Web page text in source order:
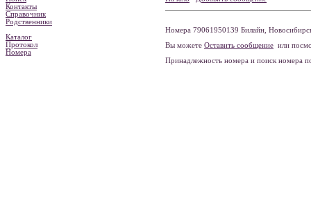
Контакты
Справочник
Родственники
Каталог
Протокол
Номера
Номера 79061950139 Билайн,
Вы можете Оставить сообщение или
Принадлежность номера и поиск номера